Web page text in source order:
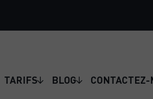
TARIFS BLOG CONTACTEZ-